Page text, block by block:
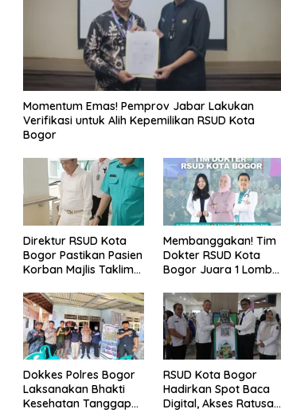
Momentum Emas! Pemprov Jabar Lakukan
Verifikasi untuk Alih Kepemilikan RSUD Kota
Bogor
Direktur RSUD Kota
Bogor Pastikan Pasien
Korban Majlis Taklim
Mendapatkan
Perawatan Maksimal
Membanggakan! Tim
Dokter RSUD Kota
Bogor Juara 1 Lomba
Pengakuan di Pentas
Medis Se-Bogor
Dokkes Polres Bogor
Laksanakan Bhakti
Kesehatan Tanggap
RSUD Kota Bogor
Hadirkan Spot Baca
Digital, Akses Ratusan